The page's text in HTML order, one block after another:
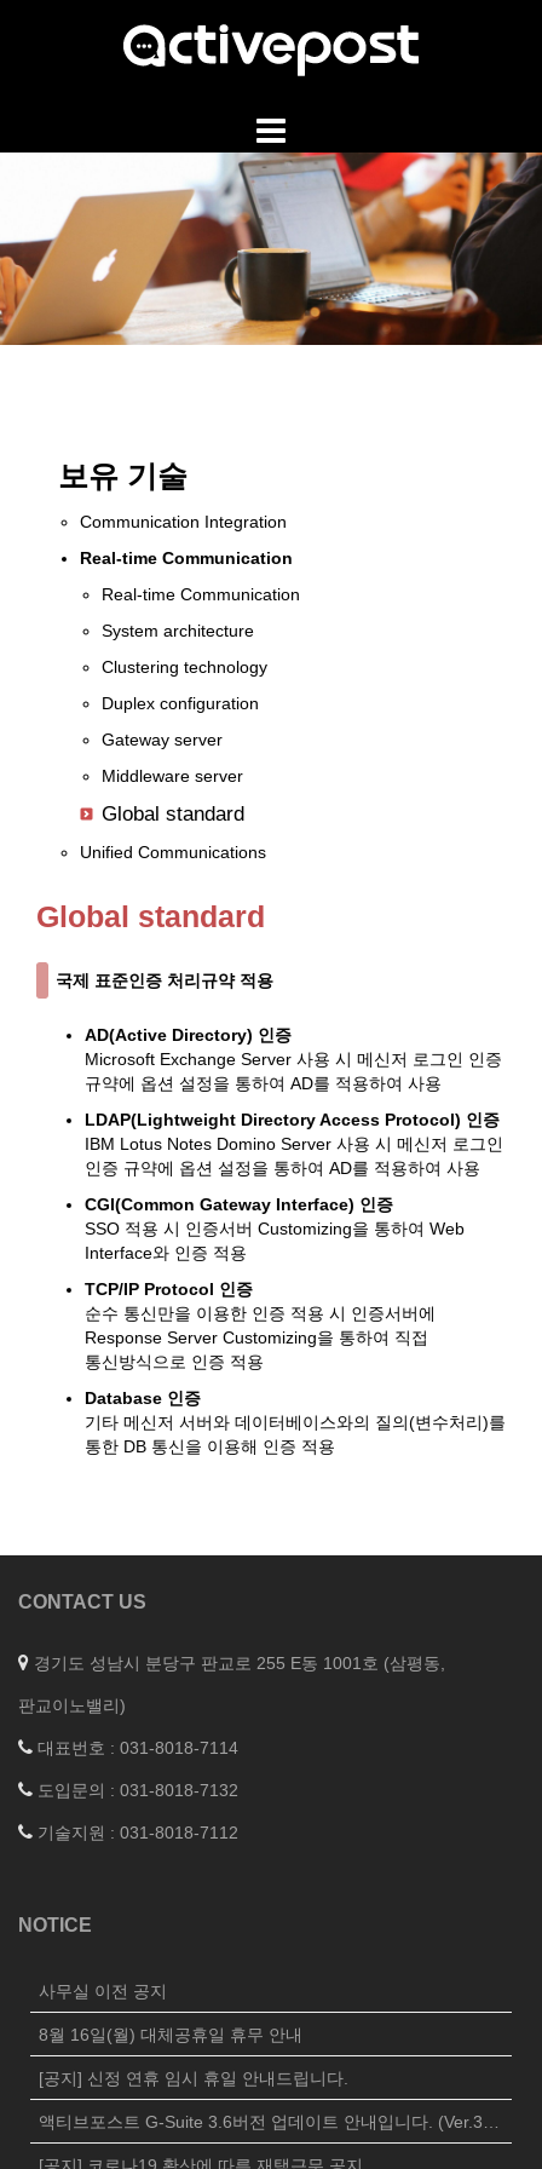
보유 기술
Communication Integration
Real-time Communication
Real-time Communication
System architecture
Clustering technology
Duplex configuration
Gateway server
Middleware server
Global standard
Unified Communications
Global standard
국제 표준인증 처리규약 적용
AD(Active Directory) 인증
Microsoft Exchange Server 사용 시 메신저 로그인 인증
규약에 옵션 설정을 통하여 AD를 적용하여 사용
LDAP(Lightweight Directory Access Protocol) 인증
IBM Lotus Notes Domino Server 사용 시 메신저 로그인
인증 규약에 옵션 설정을 통하여 AD를 적용하여 사용
CGI(Common Gateway Interface) 인증
SSO 적용 시 인증서버 Customizing을 통하여 Web
Interface와 인증 적용
TCP/IP Protocol 인증
순수 통신만을 이용한 인증 적용 시 인증서버에
Response Server Customizing을 통하여 직접
통신방식으로 인증 적용
Database 인증
기타 메신저 서버와 데이터베이스와의 질의(변수처리)를
통한 DB 통신을 이용해 인증 적용
CONTACT US
경기도 성남시 분당구 판교로 255 E동 1001호 (삼평동,
판교이노밸리)
대표번호 : 031-8018-7114
도입문의 : 031-8018-7132
기술지원 : 031-8018-7112
NOTICE
사무실 이전 공지
8월 16일(월) 대체공휴일 휴무 안내
[공지] 신정 연휴 임시 휴일 안내드립니다.
액티브포스트 G-Suite 3.6버전 업데이트 안내입니다. (Ver.3625)